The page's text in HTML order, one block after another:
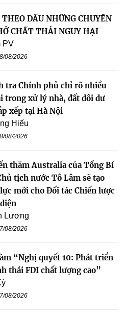
DẤU NHỮNG CHUYẾN
CHẤT THẢI NGUY HẠI
PV
08/2026
tra Chính phủ chỉ rõ nhiều
trong xử lý nhà, đất dôi dư
xếp tại Hà Nội
Hiếu
08/2026
thăm Australia của Tổng Bí
tịch nước Tô Lâm sẽ tạo
mới cho Đối tác Chiến lược
Lương
08/2026
“Nghị quyết 10: Phát triển
thái FDI chất lượng cao”
08/2026